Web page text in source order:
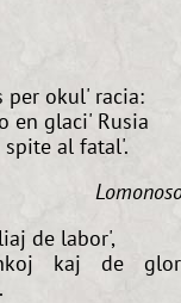
per okul' racia:
en glaci' Rusia
spite al fatal'.
de labor',
kaj de